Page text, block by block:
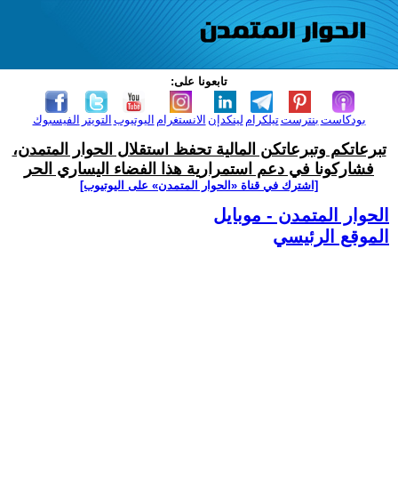
تابعونا على:
الفيسبوك التويتر اليوتيوب الانستغرام لينكدإن تيلكرامبنترست بودكاست
تبرعاتكم وتبرعاتكن المالية تحفظ استقلال الحوار المتمدن،
فشاركونا في دعم استمرارية هذا الفضاء اليساري الحر
[اشترك في قناة ‫«الحوار المتمدن» على اليوتيوب]
الحوار المتمدن - موبايل
الموقع الرئيسي